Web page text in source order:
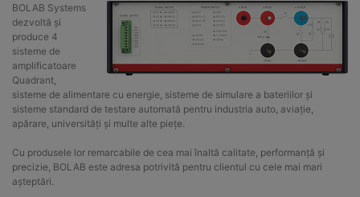
BOLAB Systems
dezvoltă și
produce 4
sisteme de
amplificatoare
Quadrant,
sisteme de alimentare cu energie, sisteme de simulare a bateriilor și
sisteme standard de testare automată pentru industria auto, aviație,
apărare, universități și multe alte piețe.
Cu produsele lor remarcabile de cea mai înaltă calitate, performanță și
precizie, BOLAB este adresa potrivită pentru clientul cu cele mai mari
așteptări.